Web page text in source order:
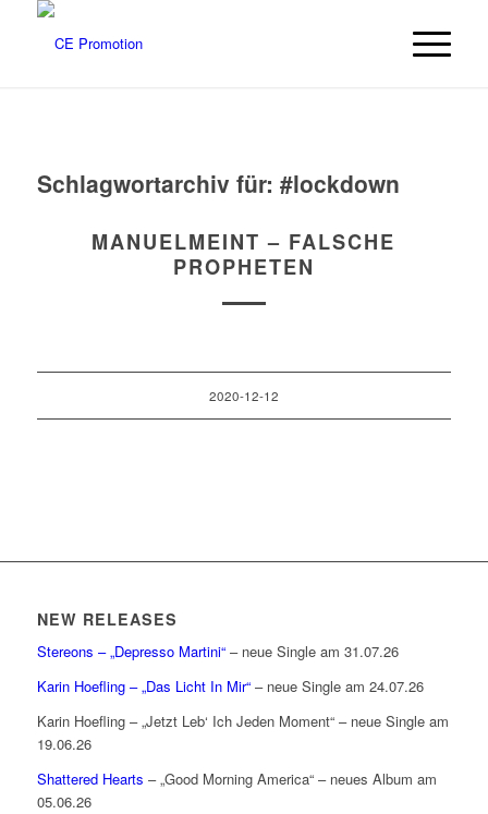
Schlagwortarchiv für: #lockdown
MANUELMEINT – FALSCHE
PROPHETEN
2020-12-12
NEW RELEASES
Stereons – „Depresso Martini“– neue Single am 31.07.26
Karin Hoefling – „Das Licht In Mir“– neue Single am 24.07.26
Karin Hoefling – „Jetzt Leb‘ Ich Jeden Moment“ – neue Single am
19.06.26
Shattered Hearts – „Good Morning America“ – neues Album am
05.06.26